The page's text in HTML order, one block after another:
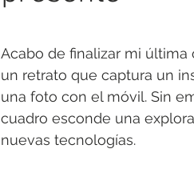
Acabo de finalizar mi última
un retrato que captura un
una foto con el móvil. Sin
cuadro esconde una
nuevas tecnologías.